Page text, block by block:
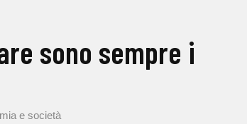
sono sempre i
e società